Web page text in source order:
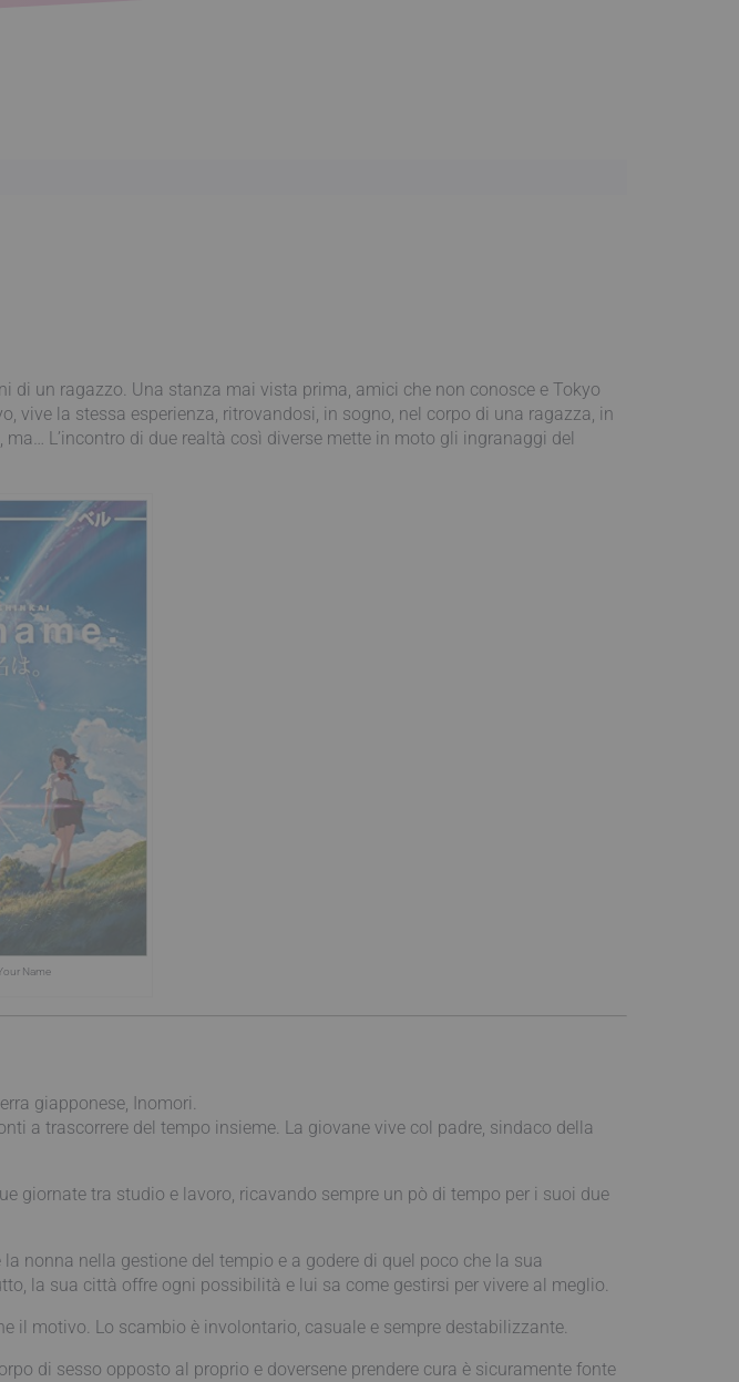
un ragazzo. Una stanza mai vista prima, amici che non conosce e Tokyo
vive la stessa esperienza, ritrovandosi, in sogno, nel corpo di una ragazza, in
L’incontro di due realtà così diverse mette in moto gli ingranaggi del
Name
giapponese, Inomori.
a trascorrere del tempo insieme. La giovane vive col padre, sindaco della
giornate tra studio e lavoro, ricavando sempre un pò di tempo per i suoi due
nonna nella gestione del tempio e a godere di quel poco che la sua
la sua città offre ogni possibilità e lui sa come gestirsi per vivere al meglio.
il motivo. Lo scambio è involontario, casuale e sempre destabilizzante.
di sesso opposto al proprio e doversene prendere cura è sicuramente fonte